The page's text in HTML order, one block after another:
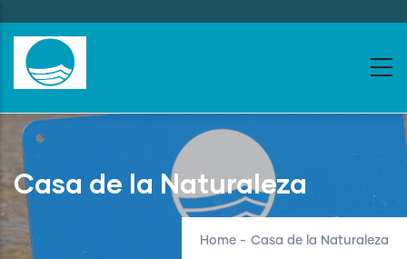
to
main
content
Casa de la Naturaleza
Home - Casa de la Naturaleza